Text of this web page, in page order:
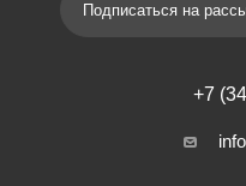
Подписаться на
+7